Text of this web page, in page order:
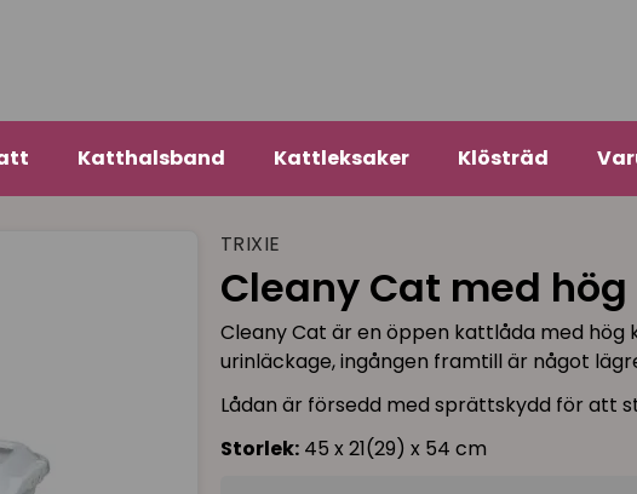
Katthalsband Kattleksaker Klösträd
TRIXIE
Cleany Cat med
Cleany Cat är en öppen kattlåda med
urinläckage, ingången framtill är något
Lådan är försedd med sprättskydd för att
Storlek:45 x 21(29) x 54 cm